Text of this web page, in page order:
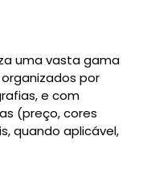
uma vasta gama
por
e com
(preço, cores
quando aplicável,